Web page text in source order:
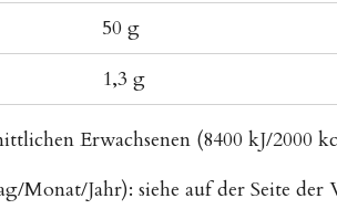
50 g
1,3 g
Erwachsenen (8400 kJ/2000
Monat/Jahr): siehe auf der Seite